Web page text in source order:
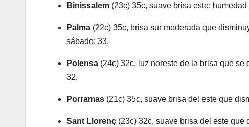
Binissalem (23c) 35c, suave brisa este;
Palma (22c) 35c, brisa sur moderada que
sábado: 33.
Polensa (24c) 32c, luz noreste de la brisa que
32.
Porramas (21c) 35c, suave brisa del este que
Sant Llorenç (23c) 32c, suave brisa del este que